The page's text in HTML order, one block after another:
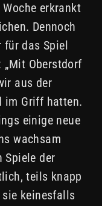
erkrankt
Dennoch
das Spiel
Oberstdorf
aus der
im Griff hatten.
einige neue
wachsam
Spiele der
teils knapp
keinesfalls